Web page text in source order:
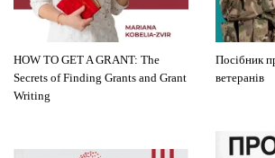
HOW TO GET A GRANT: The
Secrets of Finding Grants and Grant
Writing
Посібник
ветеранів